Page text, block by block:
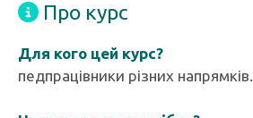
Про курс
Для кого цей курс?
педпрацівники різних напрямків.